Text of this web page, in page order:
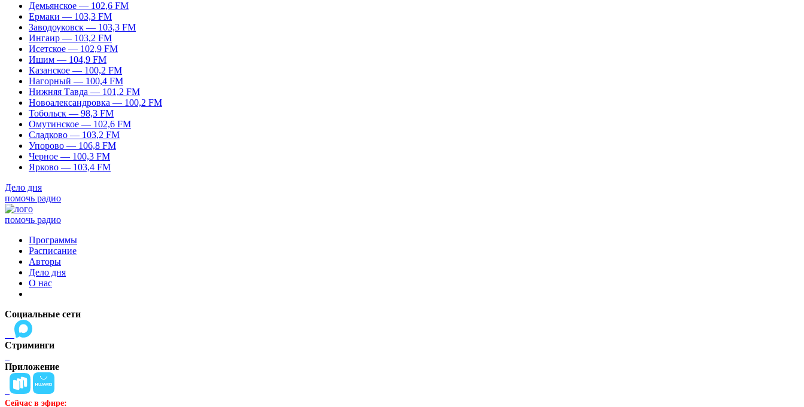
Демьянское — 102,6 FM
Ермаки — 103,3 FM
Заводоуковск — 103,3 FM
Ингаир — 103,2 FM
Исетское — 102,9 FM
Ишим — 104,9 FM
Казанское — 100,2 FM
Нагорный — 100,4 FM
Нижняя Тавда — 101,2 FM
Новоалександровка — 100,2 FM
Тобольск — 98,3 FM
Омутинское — 102,6 FM
Сладково — 103,2 FM
Упорово — 106,8 FM
Черное — 100,3 FM
Ярково — 103,4 FM
Дело дня
помочь радио
помочь радио
Программы
Расписание
Авторы
Дело дня
О нас
Социальные сети
Стриминги
Приложение
Сейчас в эфире: